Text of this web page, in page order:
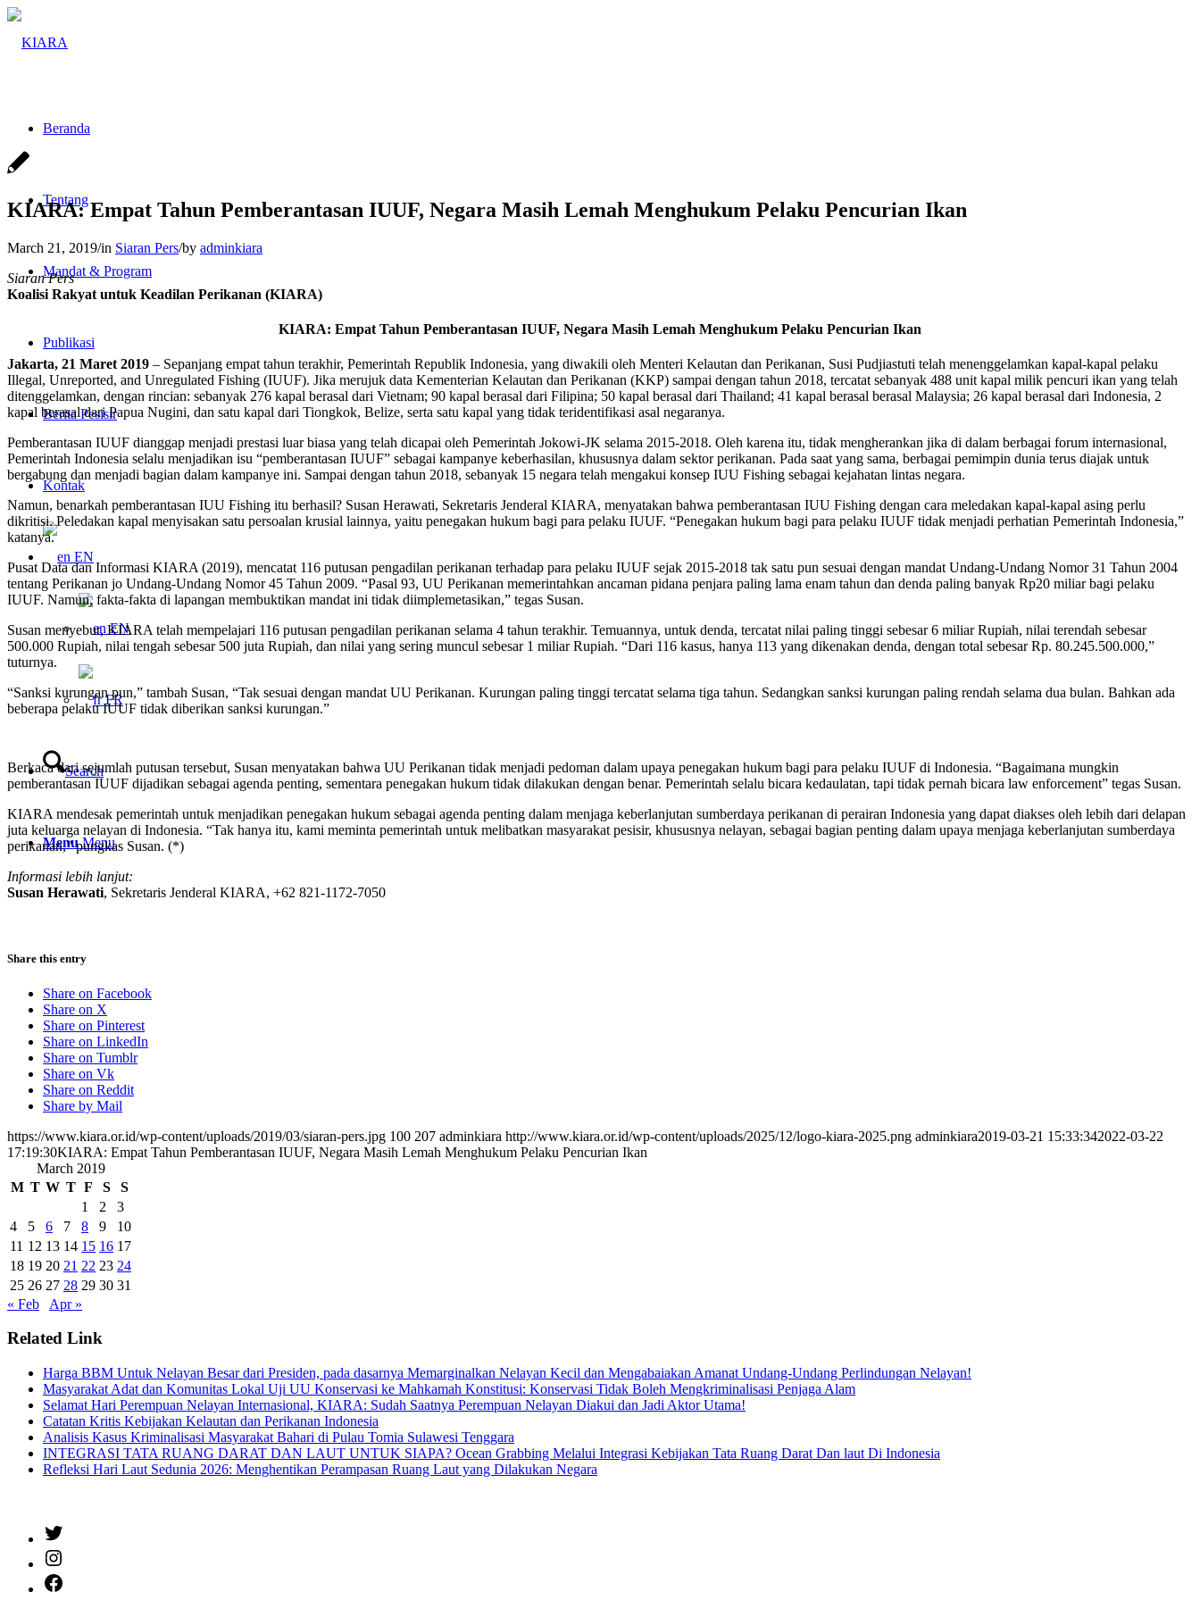
Beranda
Tentang
Mandat & Program
Publikasi
Berita Pesisir
Kontak
EN
EN
FR
Search
Menu Menu
KIARA: Empat Tahun Pemberantasan IUUF, Negara Masih Lemah Menghukum Pelaku Pencurian Ikan
March 21, 2019/in Siaran Pers/by adminkiara
Siaran Pers
Koalisi Rakyat untuk Keadilan Perikanan (KIARA)
KIARA: Empat Tahun Pemberantasan IUUF, Negara Masih Lemah Menghukum Pelaku Pencurian Ikan
Jakarta, 21 Maret 2019 – Sepanjang empat tahun terakhir, Pemerintah Republik Indonesia, yang diwakili oleh Menteri Kelautan dan Perikanan, Susi Pudjiastuti telah menenggelamkan kapal-kapal pelaku
Illegal, Unreported, and Unregulated Fishing (IUUF). Jika merujuk data Kementerian Kelautan dan Perikanan (KKP) sampai dengan tahun 2018, tercatat sebanyak 488 unit kapal milik pencuri ikan yang telah
ditenggelamkan, dengan rincian: sebanyak 276 kapal berasal dari Vietnam; 90 kapal berasal dari Filipina; 50 kapal berasal dari Thailand; 41 kapal berasal berasal Malaysia; 26 kapal berasal dari Indonesia, 2
kapal berasal dari Papua Nugini, dan satu kapal dari Tiongkok, Belize, serta satu kapal yang tidak teridentifikasi asal negaranya.
Pemberantasan IUUF dianggap menjadi prestasi luar biasa yang telah dicapai oleh Pemerintah Jokowi-JK selama 2015-2018. Oleh karena itu, tidak mengherankan jika di dalam berbagai forum internasional,
Pemerintah Indonesia selalu menjadikan isu “pemberantasan IUUF” sebagai kampanye keberhasilan, khususnya dalam sektor perikanan. Pada saat yang sama, berbagai pemimpin dunia terus diajak untuk
bergabung dan menjadi bagian dalam kampanye ini. Sampai dengan tahun 2018, sebanyak 15 negara telah mengakui konsep IUU Fishing sebagai kejahatan lintas negara.
Namun, benarkah pemberantasan IUU Fishing itu berhasil? Susan Herawati, Sekretaris Jenderal KIARA, menyatakan bahwa pemberantasan IUU Fishing dengan cara meledakan kapal-kapal asing perlu
dikritisi. Peledakan kapal menyisakan satu persoalan krusial lainnya, yaitu penegakan hukum bagi para pelaku IUUF. “Penegakan hukum bagi para pelaku IUUF tidak menjadi perhatian Pemerintah Indonesia,”
katanya.
Pusat Data dan Informasi KIARA (2019), mencatat 116 putusan pengadilan perikanan terhadap para pelaku IUUF sejak 2015-2018 tak satu pun sesuai dengan mandat Undang-Undang Nomor 31 Tahun 2004
tentang Perikanan jo Undang-Undang Nomor 45 Tahun 2009. “Pasal 93, UU Perikanan memerintahkan ancaman pidana penjara paling lama enam tahun dan denda paling banyak Rp20 miliar bagi pelaku
IUUF. Namun, fakta-fakta di lapangan membuktikan mandat ini tidak diimplemetasikan,” tegas Susan.
Susan menyebut, KIARA telah mempelajari 116 putusan pengadilan perikanan selama 4 tahun terakhir. Temuannya, untuk denda, tercatat nilai paling tinggi sebesar 6 miliar Rupiah, nilai terendah sebesar
500.000 Rupiah, nilai tengah sebesar 500 juta Rupiah, dan nilai yang sering muncul sebesar 1 miliar Rupiah. “Dari 116 kasus, hanya 113 yang dikenakan denda, dengan total sebesar Rp. 80.245.500.000,”
tuturnya.
“Sanksi kurungan pun,” tambah Susan, “Tak sesuai dengan mandat UU Perikanan. Kurungan paling tinggi tercatat selama tiga tahun. Sedangkan sanksi kurungan paling rendah selama dua bulan. Bahkan ada
beberapa pelaku IUUF tidak diberikan sanksi kurungan.”
Berkaca dari sejumlah putusan tersebut, Susan menyatakan bahwa UU Perikanan tidak menjadi pedoman dalam upaya penegakan hukum bagi para pelaku IUUF di Indonesia. “Bagaimana mungkin
pemberantasan IUUF dijadikan sebagai agenda penting, sementara penegakan hukum tidak dilakukan dengan benar. Pemerintah selalu bicara kedaulatan, tapi tidak pernah bicara law enforcement” tegas Susan.
KIARA mendesak pemerintah untuk menjadikan penegakan hukum sebagai agenda penting dalam menjaga keberlanjutan sumberdaya perikanan di perairan Indonesia yang dapat diakses oleh lebih dari delapan
juta keluarga nelayan di Indonesia. “Tak hanya itu, kami meminta pemerintah untuk melibatkan masyarakat pesisir, khususnya nelayan, sebagai bagian penting dalam upaya menjaga keberlanjutan sumberdaya
perikanan,” pungkas Susan. (*)
Informasi lebih lanjut:
Susan Herawati, Sekretaris Jenderal KIARA, +62 821-1172-7050
Share this entry
Share on Facebook
Share on X
Share on Pinterest
Share on LinkedIn
Share on Tumblr
Share on Vk
Share on Reddit
Share by Mail
https://www.kiara.or.id/wp-content/uploads/2019/03/siaran-pers.jpg 100 207 adminkiara http://www.kiara.or.id/wp-content/uploads/2025/12/logo-kiara-2025.png adminkiara2019-03-21 15:33:342022-03-22
17:19:30KIARA: Empat Tahun Pemberantasan IUUF, Negara Masih Lemah Menghukum Pelaku Pencurian Ikan
March 2019
M T W T F S
S
1
2
3
4
5 6 7 8 9
10
11 12 13 14 15 16 17
18 19 20 21 22 23 24
25 26 27 28 29 30 31
« Feb
Apr »
Related Link
Harga BBM Untuk Nelayan Besar dari Presiden, pada dasarnya Memarginalkan Nelayan Kecil dan Mengabaiakan Amanat Undang-Undang Perlindungan Nelayan!
Masyarakat Adat dan Komunitas Lokal Uji UU Konservasi ke Mahkamah Konstitusi: Konservasi Tidak Boleh Mengkriminalisasi Penjaga Alam
Selamat Hari Perempuan Nelayan Internasional, KIARA: Sudah Saatnya Perempuan Nelayan Diakui dan Jadi Aktor Utama!
Catatan Kritis Kebijakan Kelautan dan Perikanan Indonesia
Analisis Kasus Kriminalisasi Masyarakat Bahari di Pulau Tomia Sulawesi Tenggara
INTEGRASI TATA RUANG DARAT DAN LAUT UNTUK SIAPA? Ocean Grabbing Melalui Integrasi Kebijakan Tata Ruang Darat Dan laut Di Indonesia
Refleksi Hari Laut Sedunia 2026: Menghentikan Perampasan Ruang Laut yang Dilakukan Negara